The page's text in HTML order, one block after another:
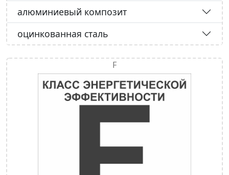
алюминиевый композит
оцинкованная сталь
F